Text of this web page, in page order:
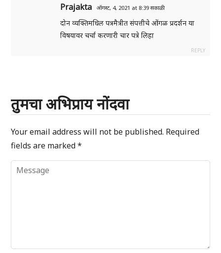
Prajakta ऑगस्ट, 4, 2021 at 8:39 सकाळी
दोन व्यक्तिमधिल पत्रमैत्रीत संपत्तीचे ओंगळ प्रदर्शन या
विषयावर चर्चा करणारी चार पत्रे लिहा
REPLY
तुमचा अभिप्राय नोंदवा
Your email address will not be published. Required
fields are marked*